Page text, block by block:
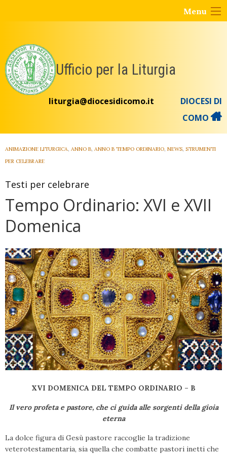
Menu
Ufficio per la Liturgia
liturgia@diocesidicomo.it
DIOCESI DI
COMO
ANIMAZIONE LITURGICA, ANNO B, ANNO B TEMPO ORDINARIO, NEWS, STRUMENTI
PER CELEBRARE
Testi per celebrare
Tempo Ordinario: XVI e XVII
Domenica
XVI DOMENICA DEL TEMPO ORDINARIO – B
Il vero profeta e pastore, che ci guida alle sorgenti della gioia
eterna
La dolce figura di Gesù pastore raccoglie la tradizione
veterotestamentaria, sia quella che combatte pastori inetti che